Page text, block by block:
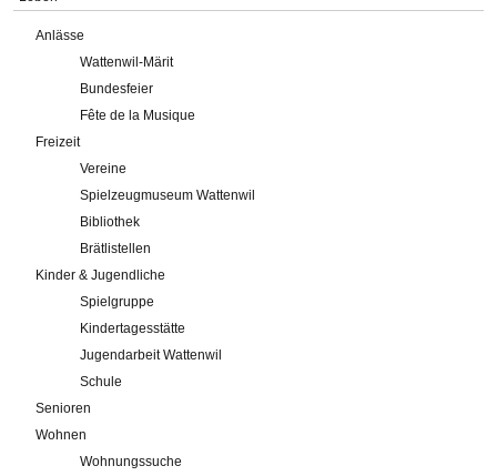
Anlässe
Wattenwil-Märit
Bundesfeier
Fête de la Musique
Freizeit
Vereine
Spielzeugmuseum Wattenwil
Bibliothek
Brätlistellen
Kinder & Jugendliche
Spielgruppe
Kindertagesstätte
Jugendarbeit Wattenwil
Schule
Senioren
Wohnen
Wohnungssuche